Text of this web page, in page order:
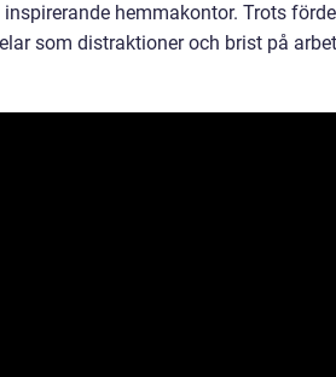
hemmakontor. Trots
som distraktioner och brist på